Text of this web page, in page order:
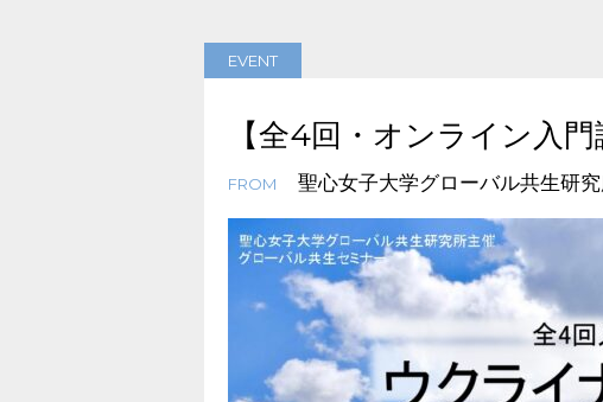
EVENT
【全4回・オンライン入
FROM 聖心女子大学グローバル共生研